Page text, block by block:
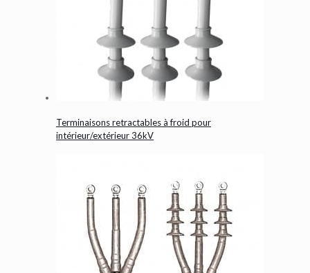
Terminaisons retractables à froid pour
intérieur/extérieur 36kV